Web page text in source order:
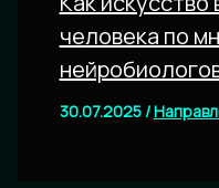
человека по
30.07.2025/